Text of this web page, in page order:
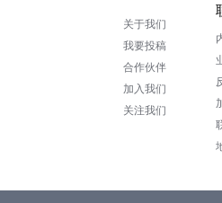
关于我们
我要投稿
合作伙伴
加入我们
关注我们